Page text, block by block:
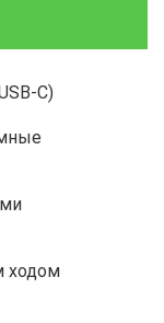
C)
ходом